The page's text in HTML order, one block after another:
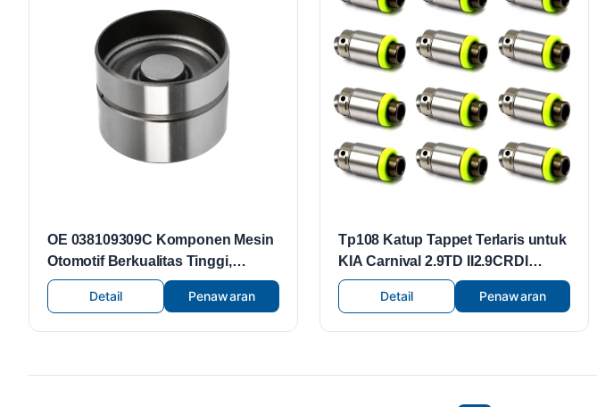
OE 038109309C Komponen Mesin
Otomotif Berkualitas Tinggi,
Pengangkat Katup, Cocok untuk
Suku Cadang Mesin Volkswagen
Detail Penawaran
Tp108 Katup Tappet Terlaris untuk
KIA Carnival 2.9TD II2.9CRDI
Jangkauan Aplikasi Luas HF-
46214.29 0K551-12-100
Detail Penawaran